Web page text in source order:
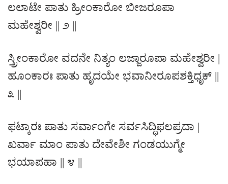
ಲಲಾಟೇ ಪಾತು ಹ್ರೀಂಕಾರೋ ಬೀಜರೂಪಾ
ಮಹೇಶ್ವರೀ || ೨ ||
ಸ್ತ್ರೀಂಕಾರೋ ವದನೇ ನಿತ್ಯಂ ಲಜ್ಜಾರೂಪಾ ಮಹೇಶ್ವರೀ |
ಹೂಂಕಾರಃ ಪಾತು ಹೃದಯೇ ಭವಾನೀರೂಪಶಕ್ತಿಧೃಕ್ ||
೩ ||
ಫಟ್ಕಾರಃ ಪಾತು ಸರ್ವಾಂಗೇ ಸರ್ವಸಿದ್ಧಿಫಲಪ್ರದಾ |
ಖರ್ವಾ ಮಾಂ ಪಾತು ದೇವೇಶೀ ಗಂಡಯುಗ್ಮೇ
ಭಯಾಪಹಾ || ೪ ||